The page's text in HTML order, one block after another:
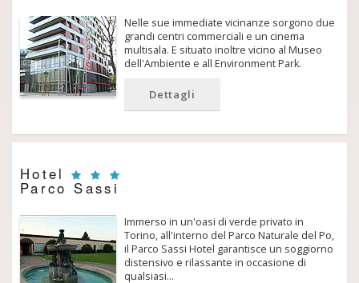
Nelle sue immediate vicinanze sorgono due
grandi centri commerciali e un cinema
multisala. E situato inoltre vicino al Museo
dell'Ambiente e all Environment Park.
Dettagli
Hotel
Parco Sassi
Immerso in un'oasi di verde privato in
Torino, all'interno del Parco Naturale del Po,
il Parco Sassi Hotel garantisce un soggiorno
distensivo e rilassante in occasione di
qualsiasi…